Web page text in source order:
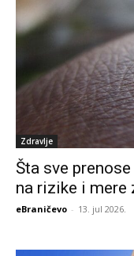
Zdravlje
Šta sve
na rizike i mere
eBraničevo - 13. jul 2026.